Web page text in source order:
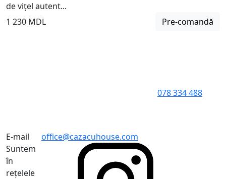
de vițel autent...
1 230 MDL
Pre-comandă
078 334 488
E-mail
office@cazacuhouse.com
Suntem
în
rețelele